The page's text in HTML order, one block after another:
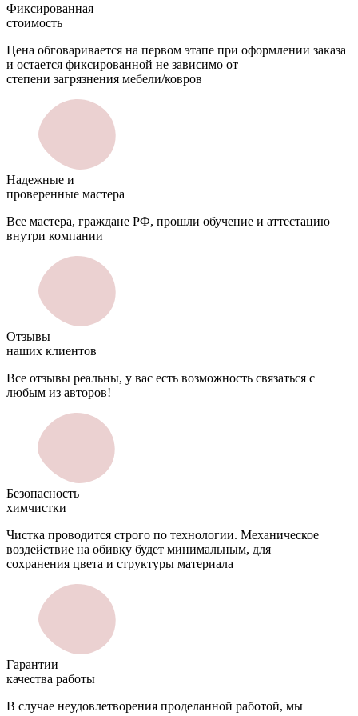
Фиксированная
стоимость
Цена обговаривается на первом этапе при оформлении заказа
и остается фиксированной не зависимо от
степени загрязнения мебели/ковров
Надежные и
проверенные мастера
Все мастера, граждане РФ, прошли обучение и аттестацию
внутри компании
Отзывы
наших клиентов
Все отзывы реальны, у вас есть возможность связаться с
любым из авторов!
Безопасность
химчистки
Чистка проводится строго по технологии. Механическое
воздействие на обивку будет минимальным, для
сохранения цвета и структуры материала
Гарантии
качества работы
В случае неудовлетворения проделанной работой, мы